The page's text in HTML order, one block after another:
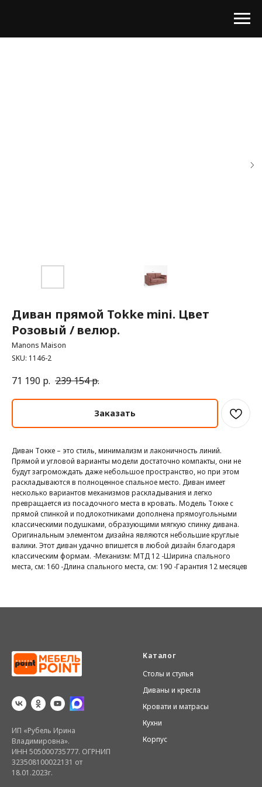
Диван прямой Tokke mini. Цвет
Розовый / велюр.
Manons Maison
SKU: 1146-2
71 190 р. 239 154р.
Заказать
Диван Токке – это стиль, минимализм и лаконичность линий.
Прямой и угловой варианты модели достаточно компакты, они не
будут загромождать даже небольшое пространство, но при этом
раскладываются в полноценное спальное место. Диван имеет
несколько вариантов механизмов раскладывания и легко
превращается из посадочного места в кровать. Модель Токке с
прямой спинкой и подлокотниками дополнена прямоугольными
классическими подушками, образующими мягкую спинку дивана.
Оригинальным элементом дизайна являются небольшие круглые
валики. Этот диван удачно впишется в любой дизайн благодаря
классическим формам. -Механизм: МТД 12 -Ширина спального
места, см: 160 -Длина спального места, см: 190 -Гарантия 12 месяцев
ИП «Рубель Ирина
Владимировна».
ИНН 505000735777. ОГРНИП
323508100022131 от
18.01.2023г.
Каталог
Столы и стулья
Диваны и кресла
Кровати и матрасы
Кухни
Корпус